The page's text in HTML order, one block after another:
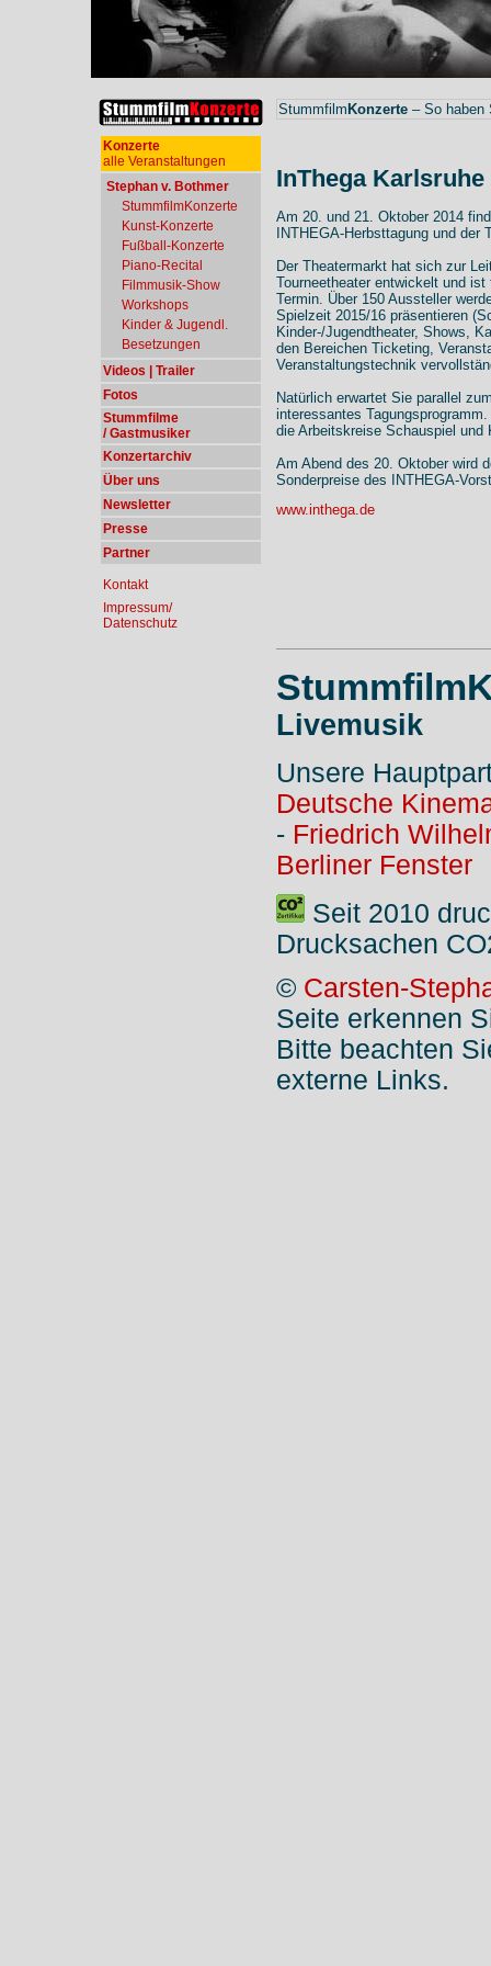
Konzerte
alle Veranstaltungen
Stephan v. Bothmer
StummfilmKonzerte
Kunst-Konzerte
Fußball-Konzerte
Piano-Recital
Filmmusik-Show
Workshops
Kinder & Jugendl.
Besetzungen
Videos | Trailer
Fotos
Stummfilme
/ Gastmusiker
Konzertarchiv
Über uns
Newsletter
Presse
Partner
Kontakt
Impressum/
Datenschutz
Stummfilm Konzerte – So haben
InThega Karlsruhe
Am 20. und 21. Oktober 2014
INTHEGA-Herbsttagung und der
Der Theatermarkt hat sich zur
Tourneetheater entwickelt und
Termin. Über 150 Aussteller
Spielzeit 2015/16 präsentieren
Kinder-/Jugendtheater, Shows,
den Bereichen Ticketing,
Veranstaltungstechnik
Natürlich erwartet Sie parallel
interessantes
die Arbeitskreise Schauspiel und
Am Abend des 20. Oktober wird
Sonderpreise des INTHEGA-
www.inthega.de
Livemusik
Unsere
Deutsche
- Friedrich
Berliner Fenster
Seit 2010
Drucksachen
© Carsten-
Seite erkennen
Bitte beachten
externe Links.